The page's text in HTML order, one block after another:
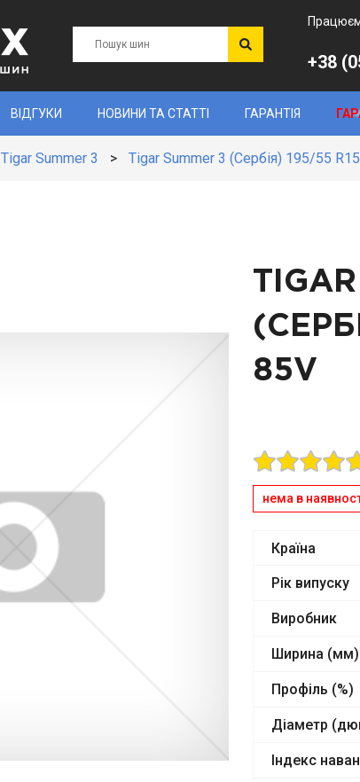
Сб з
+38
ВІДГУКИ НОВИНИ ТА СТАТТІ ГАРАНТІЯ
Tigar Summer 3 > Tigar Summer 3 (Сербія) 195/55
85V
нема в
Країна
Рік випуску
Виробник
Ширина (мм)
Профіль (%)
Діаметр
Індекс